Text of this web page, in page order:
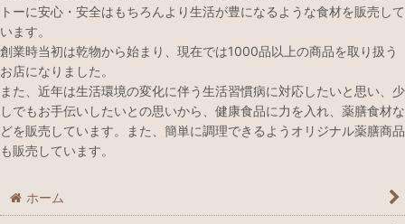
トーに安心・安全はもちろんより生活が豊になるような食材を販売して
います。
創業時当初は乾物から始まり、現在では1000品以上の商品を取り扱う
お店になりました。
また、近年は生活環境の変化に伴う生活習慣病に対応したいと思い、少
しでもお手伝いしたいとの思いから、健康食品に力を入れ、薬膳食材な
どを販売しています。また、簡単に調理できるようオリジナル薬膳商品
も販売しています。
ホーム